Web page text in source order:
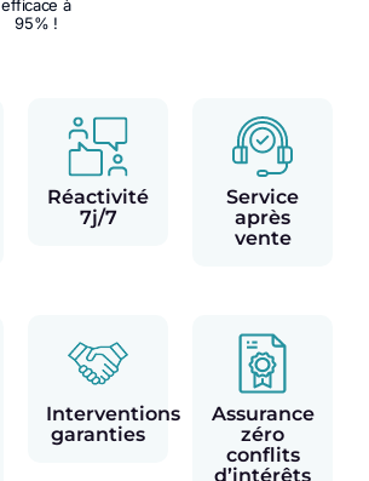
efficace à
95% !
Réactivité
7j/7
Service
après
vente
Interventions
garanties
Assurance
zéro
conflits
d’intérêts